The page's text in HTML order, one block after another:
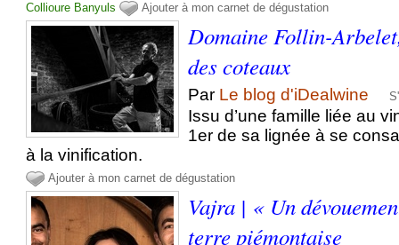
Collioure Banyuls Ajouter à mon carnet de dégustation
Domaine Follin-
des coteaux
Par Le blog d'iDealwine
Issu d’une famille liée au
1er de sa lignée à se
à la vinification.
Ajouter à mon carnet de dégustation
Vajra | « Un
terre piémontaise